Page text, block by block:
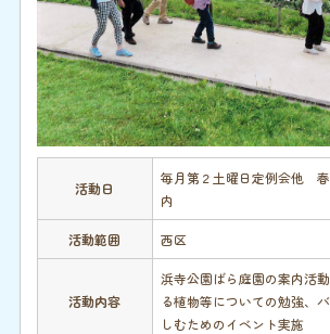
活動日
毎月第２土曜日定例会他
内
活動範囲 西区
活動内容
浜寺公園ばら庭園の案内活
る植物等についての勉強、
しむためのイベント実施